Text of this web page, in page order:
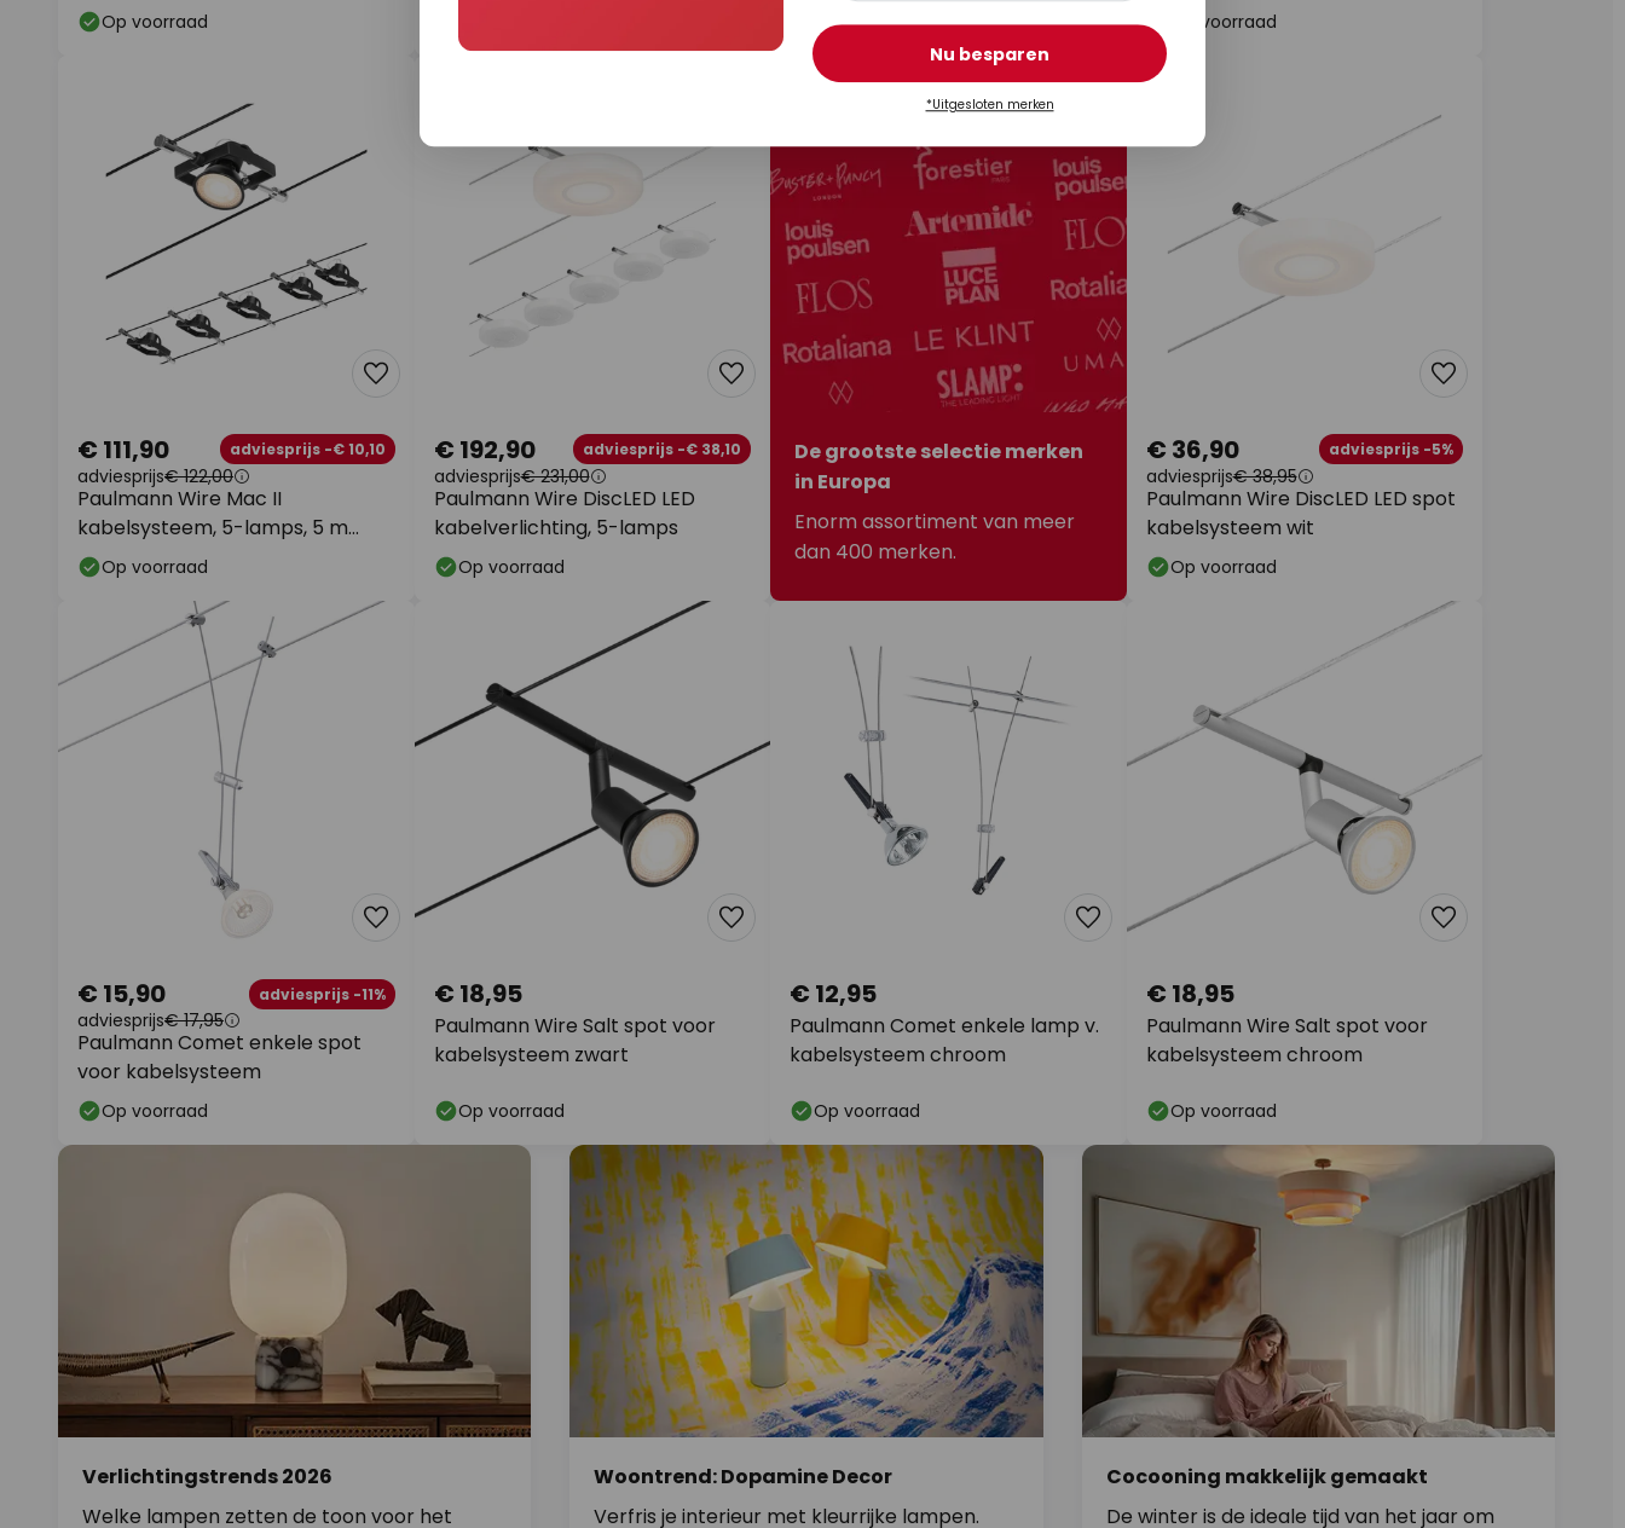
Op voorraad Op voorraad Op voorraad
Paulmann Wire Mac II
kabelsysteem, 5-lamps, 5 m
zwart
€ 111,90 adviesprijs -€ 10,10
adviesprijs€ 122,00
Op voorraad
Paulmann Wire DiscLED LED
kabelverlichting, 5-lamps
€ 192,90 adviesprijs -€ 38,10
adviesprijs€ 231,00
Op voorraad
De grootste selectie merken
in Europa
Enorm assortiment van meer
dan 400 merken.
Paulmann Wire DiscLED LED spot
kabelsysteem wit
€ 36,90 adviesprijs -5%
adviesprijs€ 38,95
Op voorraad
Paulmann Comet enkele spot
voor kabelsysteem
€ 15,90 adviesprijs -11%
adviesprijs€ 17,95
Op voorraad
Paulmann Wire Salt spot voor
kabelsysteem zwart
€ 18,95
Op voorraad
Paulmann Comet enkele lamp v.
kabelsysteem chroom
€ 12,95
Op voorraad
Paulmann Wire Salt spot voor
kabelsysteem chroom
€ 18,95
Op voorraad
Verlichtingstrends 2026
Welke lampen zetten de toon voor het
Woontrend: Dopamine Decor
Verfris je interieur met kleurrijke lampen.
Cocooning makkelijk gemaakt
De winter is de ideale tijd van het jaar om
Nu besparen
*Uitgesloten merken